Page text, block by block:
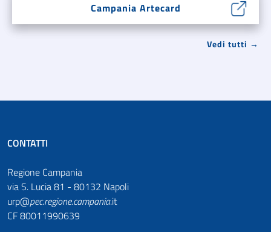
Campania Artecard
Vedi tutti →
CONTATTI
Regione Campania
via S. Lucia 81 - 80132 Napoli
urp@pec.regione.campania.it
CF 80011990639